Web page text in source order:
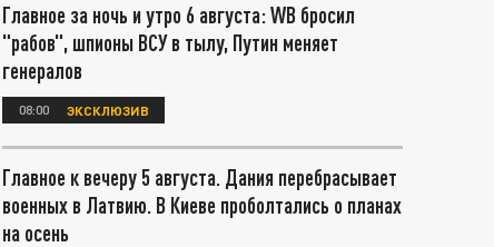
Главное за ночь и утро 6 августа: WB бросил
"рабов", шпионы ВСУ в тылу, Путин меняет
генералов
08:00 ЭКСКЛЮЗИВ
Главное к вечеру 5 августа. Дания перебрасывает
военных в Латвию. В Киеве проболтались о планах
на осень